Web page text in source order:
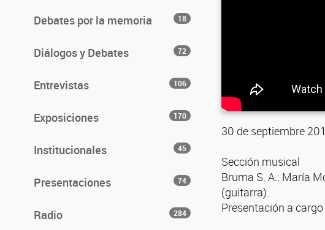
Debates por la memoria 18
Diálogos y Debates 72
Entrevistas 106
Exposiciones 170
Institucionales 45
Presentaciones 74
Radio 284
30 de septiembre
Sección musical
Bruma S. A.: María
(guitarra).
Presentación a